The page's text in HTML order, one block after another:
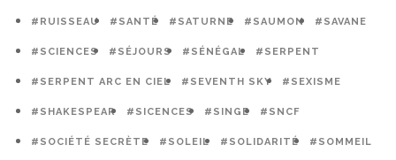
#RUISSEAU #SANTÉ #SATURNE #SAUMON #SAVANE
#SCIENCES #SÉJOURS #SÉNÉGAL #SERPENT
#SERPENT ARC EN CIEL #SEVENTH SKY #SEXISME
#SHAKESPEAR #SICENCES #SINGE #SNCF
#SOCIÉTÉ SECRÈTE #SOLEIL #SOLIDARITÉ #SOMMEIL